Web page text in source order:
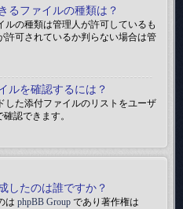
るファイルの種類は？
の種類は管理人が許可しているも
許可されているか判らない場合は管
ルを確認するには？
した添付ファイルのリストをユーザ
認できます。
したのは誰ですか？
は phpBB Group であり著作権は